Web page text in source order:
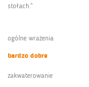
stołach.”
ogólne wrażenia
bardzo dobre
zakwaterowanie